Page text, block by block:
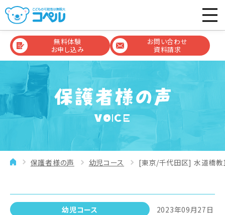
無料体験
お申し込み
お問い合わせ
資料請求
VOICE
保護者様の声 幼児コース [東京/千代田区] 水道橋教
幼児コース
2023年09月27日